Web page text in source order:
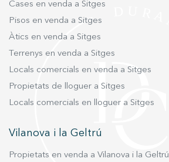
exclusives.
Cases en venda a Sitges
Pisos en venda a Sitges
Àtics en venda a Sitges
Terrenys en venda a Sitges
Locals comercials en venda a Sitges
Propietats de lloguer a Sitges
Locals comercials en lloguer a Sitges
Vilanova i la Geltrú
Propietats en venda a Vilanova i la Geltrú